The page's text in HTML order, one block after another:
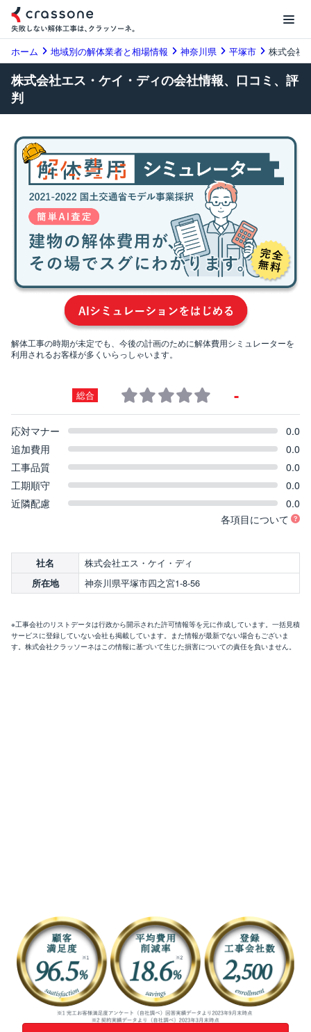
ホーム 地域別の解体業者と相場情報 神奈川県 平塚市 株式会社
株式会社エス・ケイ・ディの会社情報、口コミ、評
判
解体工事の時期が未定でも、今後の計画のために解体費用シミュレーターを
利用されるお客様が多くいらっしゃいます。
総合 -
応対マナー
0.0
追加費用
0.0
工事品質
0.0
工期順守
0.0
近隣配慮
0.0
各項目について
社名 株式会社エス・ケイ・ディ
所在地 神奈川県平塚市四之宮1-8-56
※工事会社のリストデータは行政から開示された許可情報等を元に作成しています。一括見積
サービスに登録していない会社も掲載しています。また情報が最新でない場合もございま
す。株式会社クラッソーネはこの情報に基づいて生じた損害についての責任を負いません。